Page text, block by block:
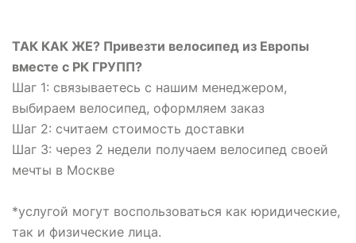
ТАК КАК ЖЕ? Привезти велосипед из Европы
вместе с РК ГРУПП?
Шаг 1: связываетесь с нашим менеджером,
выбираем велосипед, оформляем заказ
Шаг 2: считаем стоимость доставки
Шаг 3: через 2 недели получаем велосипед своей
мечты в Москве
*услугой могут воспользоваться как юридические,
так и физические лица.